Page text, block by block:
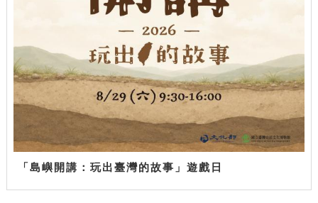
「島嶼開講：玩出臺灣的故事」遊戲日